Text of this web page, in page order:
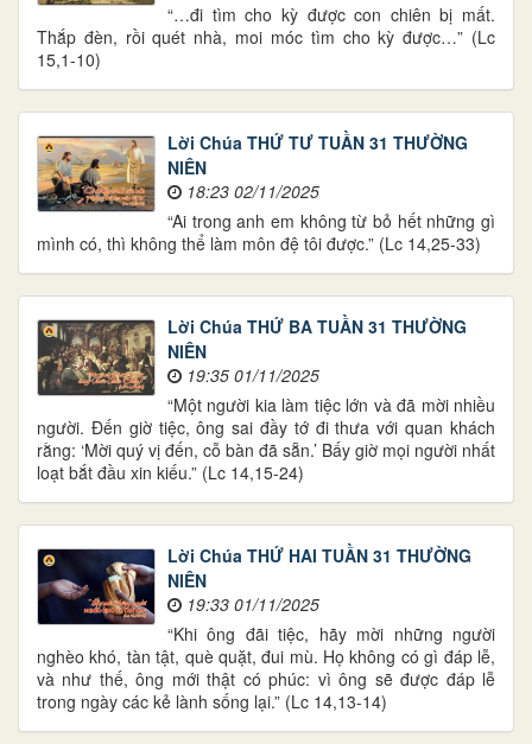
“…đi tìm cho kỳ được con chiên bị mất.
Thắp đèn, rồi quét nhà, moi móc tìm cho kỳ được…” (Lc
15,1-10)
Lời Chúa THỨ TƯ TUẦN 31 THƯỜNG
NIÊN
18:23 02/11/2025
“Ai trong anh em không từ bỏ hết những gì
mình có, thì không thể làm môn đệ tôi được.” (Lc 14,25-33)
Lời Chúa THỨ BA TUẦN 31 THƯỜNG
NIÊN
19:35 01/11/2025
“Một người kia làm tiệc lớn và đã mời nhiều
người. Đến giờ tiệc, ông sai đầy tớ đi thưa với quan khách
rằng: ‘Mời quý vị đến, cỗ bàn đã sẵn.’ Bấy giờ mọi người nhất
loạt bắt đầu xin kiếu.” (Lc 14,15-24)
Lời Chúa THỨ HAI TUẦN 31 THƯỜNG
NIÊN
19:33 01/11/2025
“Khi ông đãi tiệc, hãy mời những người
nghèo khó, tàn tật, què quặt, đui mù. Họ không có gì đáp lễ,
và như thế, ông mới thật có phúc: vì ông sẽ được đáp lễ
trong ngày các kẻ lành sống lại.” (Lc 14,13-14)